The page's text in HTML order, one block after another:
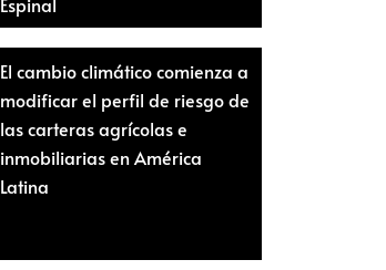
El cambio climático comienza a
modificar el perfil de riesgo de
las carteras agrícolas e
inmobiliarias en América
Latina